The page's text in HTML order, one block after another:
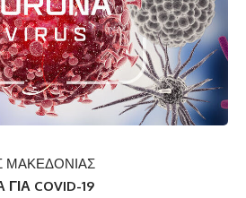
ΜΑΚΕΔΟΝΙΑΣ
ΓΙΑ COVID-19